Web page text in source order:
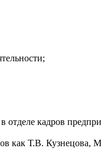
кадров
как Т.В.